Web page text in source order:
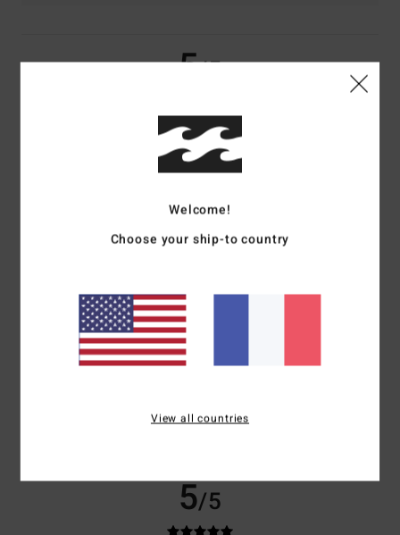
5/5
vêtement léger, agréable à porter, entretien facile
Je recommande ce produit
28 juin 2026
5/5
Welcome!
Choose your ship-to country
View all countries